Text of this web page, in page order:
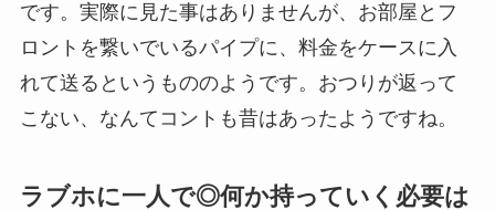
です。実際に見た事はありませんが、お部屋とフ
ロントを繋いでいるパイプに、料金をケースに入
れて送るというもののようです。おつりが返って
こない、なんてコントも昔はあったようですね。
ラブホに一人で◎何か持っていく必要は